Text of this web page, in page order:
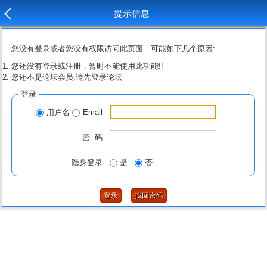
提示信息
您没有登录或者您没有权限访问此页面，可能如下几个原因:
您还没有登录或注册，暂时不能使用此功能!!
您还不是论坛会员,请先登录论坛
登录
用户名 Email
密 码
隐身登录 是 否